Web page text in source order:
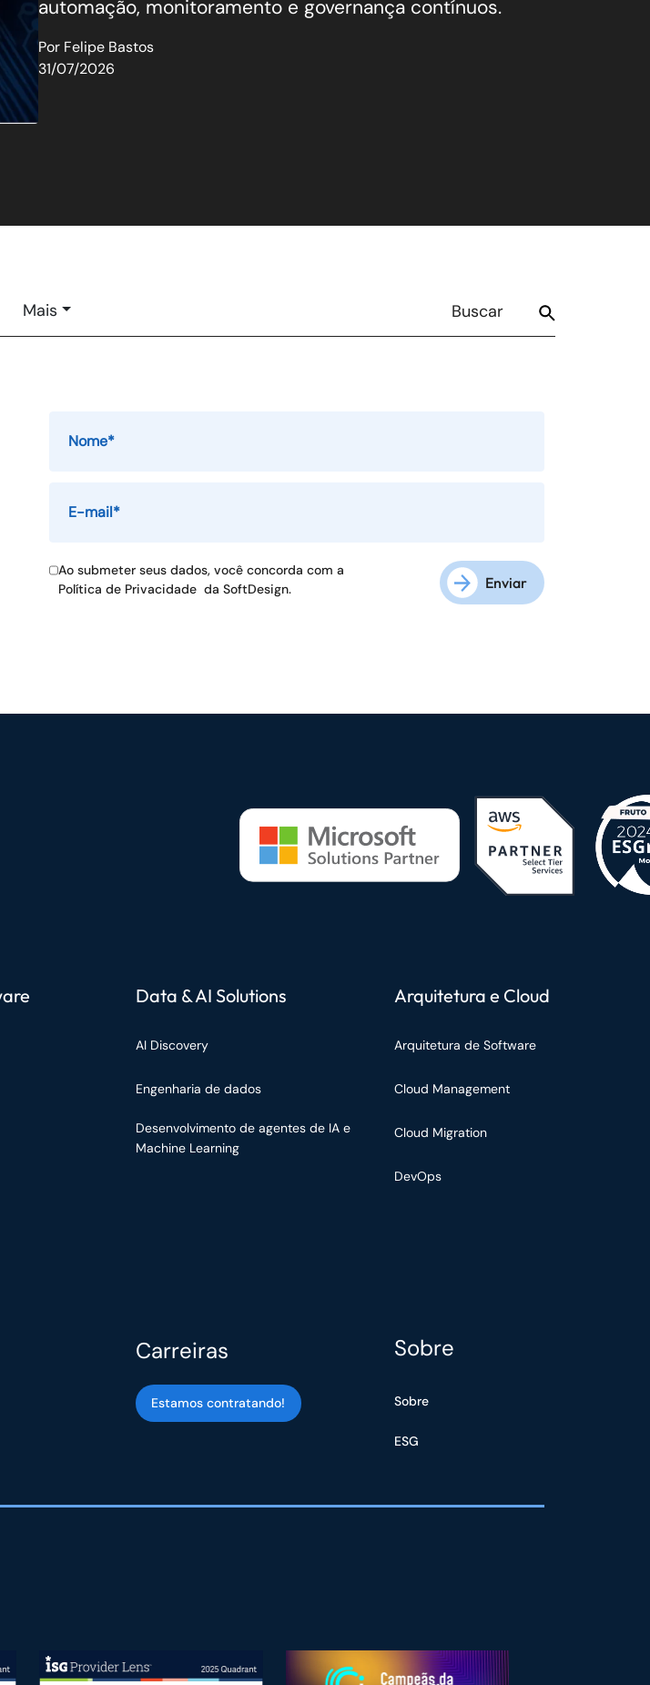
automação, monitoramento e governança contínuos.
Por Felipe Bastos
31/07/2026
Mais
Ao submeter seus dados, você concorda com a
Política de Privacidade da SoftDesign. Enviar
Data & AI Solutions
AI Discovery
Engenharia de dados
Desenvolvimento de agentes de IA e
Machine Learning
Arquitetura e Cloud
Arquitetura de Software
Cloud Management
Cloud Migration
DevOps
Carreiras
Estamos contratando!
Sobre
Sobre
ESG